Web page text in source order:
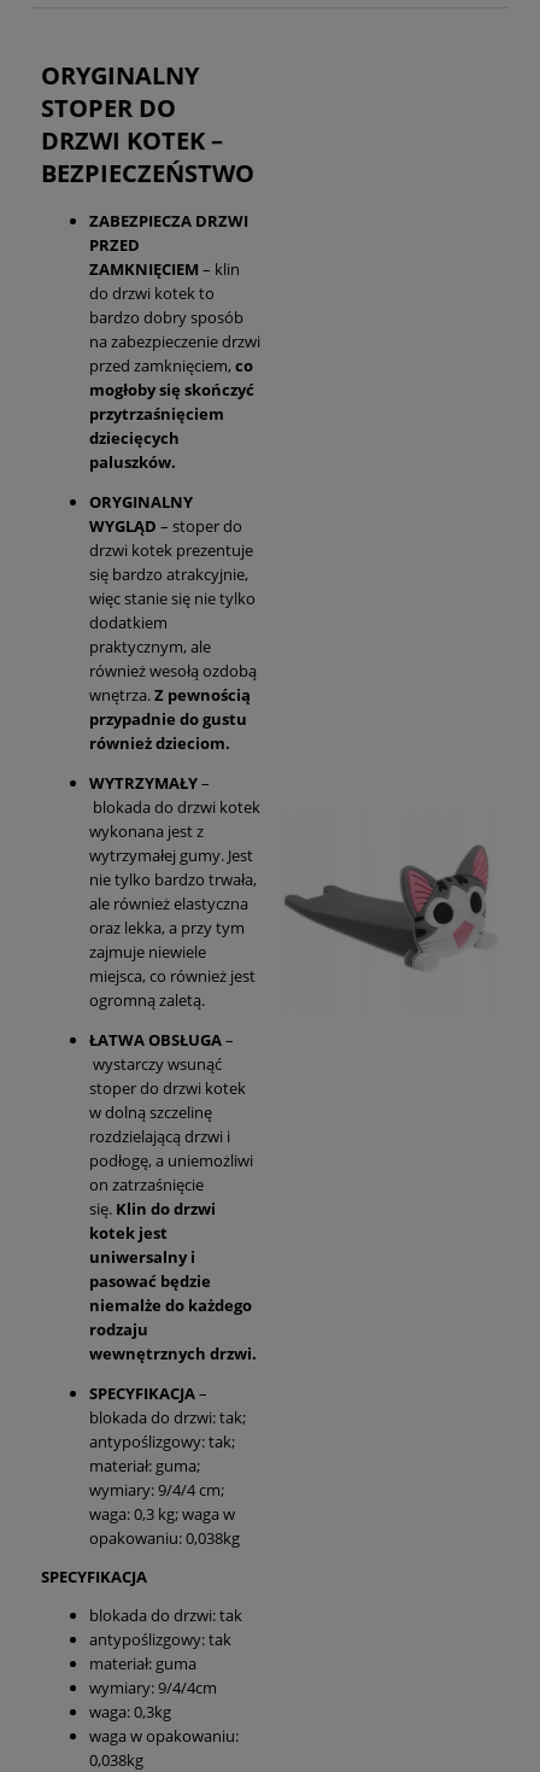
ORYGINALNY
STOPER DO
DRZWI KOTEK –
BEZPIECZEŃSTWO
ZABEZPIECZA DRZWI
PRZED
ZAMKNIĘCIEM – klin
do drzwi kotek to
bardzo dobry sposób
na zabezpieczenie drzwi
przed zamknięciem, co
mogłoby się skończyć
przytrzaśnięciem
dziecięcych
paluszków.
ORYGINALNY
WYGLĄD – stoper do
drzwi kotek prezentuje
się bardzo atrakcyjnie,
więc stanie się nie tylko
dodatkiem
praktycznym, ale
również wesołą ozdobą
wnętrza.Z pewnością
przypadnie do gustu
również dzieciom.
WYTRZYMAŁY–
blokada do drzwi kotek
wykonana jest z
wytrzymałej gumy. Jest
nie tylko bardzo trwała,
ale również elastyczna
oraz lekka, a przy tym
zajmuje niewiele
miejsca, co również jest
ogromną zaletą.
ŁATWA OBSŁUGA–
wystarczy wsunąć
stoper do drzwi kotek
w dolną szczelinę
rozdzielającą drzwi i
podłogę, a uniemożliwi
on zatrzaśnięcie
się. Klin do drzwi
kotek jest
uniwersalny i
pasować będzie
niemalże do każdego
rodzaju
wewnętrznych drzwi.
SPECYFIKACJA–
blokada do drzwi: tak;
antypoślizgowy: tak;
materiał: guma;
wymiary: 9/4/4 cm;
waga: 0,3 kg; waga w
opakowaniu: 0,038kg
SPECYFIKACJA
blokada do drzwi: tak
antypoślizgowy: tak
materiał: guma
wymiary: 9/4/4cm
waga: 0,3kg
waga w opakowaniu:
0,038kg